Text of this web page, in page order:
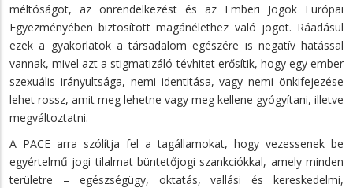
méltóságot, az önrendelkezést és az Emberi Jogok Európai
Egyezményében biztosított magánélethez való jogot. Ráadásul
ezek a gyakorlatok a társadalom egészére is negatív hatással
vannak, mivel azt a stigmatizáló tévhitet erősítik, hogy egy ember
szexuális irányultsága, nemi identitása, vagy nemi önkifejezése
lehet rossz, amit meg lehetne vagy meg kellene gyógyítani, illetve
megváltoztatni.
A PACE arra szólítja fel a tagállamokat, hogy vezessenek be
egyértelmű jogi tilalmat büntetőjogi szankciókkal, amely minden
területre – egészségügy, oktatás, vallási és kereskedelmi,